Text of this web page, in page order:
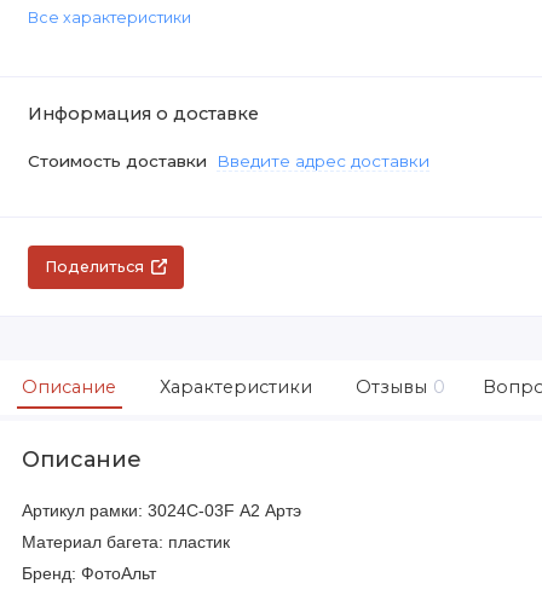
Все характеристики
Информация о доставке
Стоимость доставки Введите адрес доставки
Поделиться
Описание Характеристики Отзывы 0
Описание
Артикул рамки: 3024C-03F А2 Артэ
Материал багета: пластик
Бренд: ФотоАльт